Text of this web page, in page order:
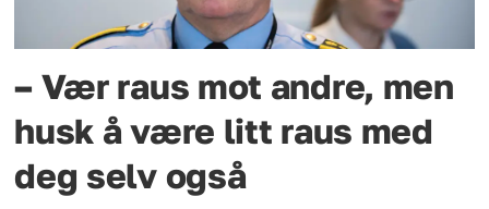
– Vær raus mot andre, men
husk å være litt raus med
deg selv også